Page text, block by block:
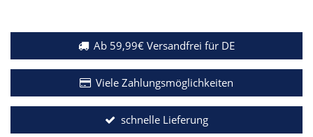
Ab 59,99€ Versandfrei für DE
Viele Zahlungsmöglichkeiten
schnelle Lieferung